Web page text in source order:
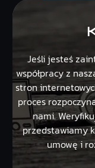
Jeśli jesteś
współpracy z
stron
proces
nami.
przedstawiamy
umowę i